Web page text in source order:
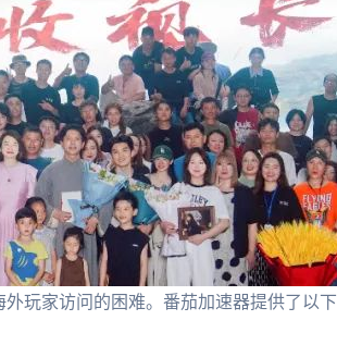
玩家访问的困难。番茄加速器提供了以下